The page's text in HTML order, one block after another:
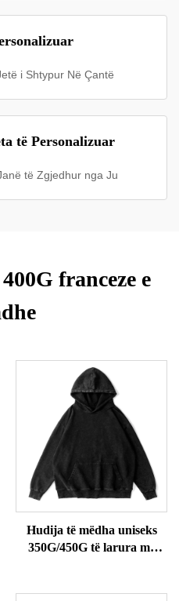
i Shtypur Në Çantë
të Personalizuar
të Zgjedhur nga Ju
franceze e
Hudija të mëdha uniseks
350G/450G të larura me